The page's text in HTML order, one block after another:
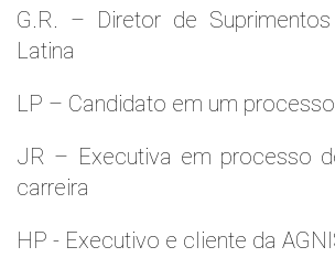
G.R. – Diretor de
Latina
LP – Candidato em um
JR – Executiva em processo
carreira
HP - Executivo e cliente da